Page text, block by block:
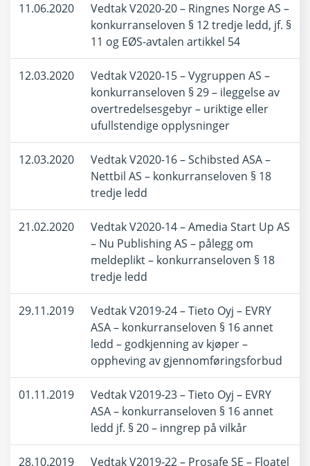
11.06.2020
Vedtak V2020-20 – Ringnes Norge AS –
konkurranseloven § 12 tredje ledd, jf. §
11 og EØS-avtalen artikkel 54
12.03.2020
Vedtak V2020-15 – Vygruppen AS –
konkurranseloven § 29 – ileggelse av
overtredelsesgebyr – uriktige eller
ufullstendige opplysninger
12.03.2020
Vedtak V2020-16 – Schibsted ASA –
Nettbil AS – konkurranseloven § 18
tredje ledd
21.02.2020
Vedtak V2020-14 – Amedia Start Up AS
– Nu Publishing AS – pålegg om
meldeplikt – konkurranseloven § 18
tredje ledd
29.11.2019
Vedtak V2019-24 – Tieto Oyj – EVRY
ASA – konkurranseloven § 16 annet
ledd – godkjenning av kjøper –
oppheving av gjennomføringsforbud
01.11.2019
Vedtak V2019-23 – Tieto Oyj – EVRY
ASA – konkurranseloven § 16 annet
ledd jf. § 20 – inngrep på vilkår
28.10.2019
Vedtak V2019-22 – Prosafe SE – Floatel